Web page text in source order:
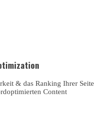
& das Ranking Ihrer Seite
Content